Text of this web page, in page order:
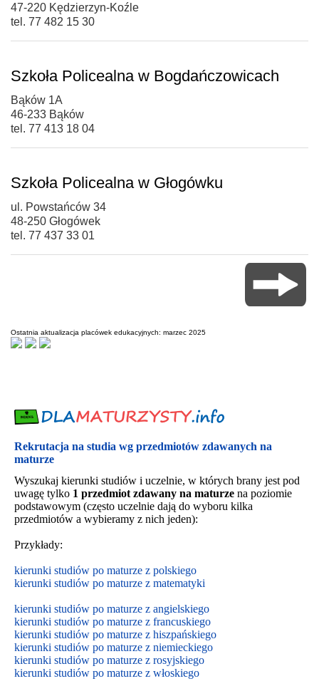
47-220 Kędzierzyn-Koźle
tel. 77 482 15 30
Szkoła Policealna w Bogdańczowicach
Bąków 1A
46-233 Bąków
tel. 77 413 18 04
Szkoła Policealna w Głogówku
ul. Powstańców 34
48-250 Głogówek
tel. 77 437 33 01
Ostatnia aktualizacja placówek edukacyjnych: marzec 2025
Rekrutacja na studia wg przedmiotów zdawanych na
maturze
Wyszukaj kierunki studiów i uczelnie, w których brany jest pod
uwagę tylko 1 przedmiot zdawany na maturze na poziomie
podstawowym (często uczelnie dają do wyboru kilka
przedmiotów a wybieramy z nich jeden):
Przykłady:
kierunki studiów po maturze z polskiego
kierunki studiów po maturze z matematyki
kierunki studiów po maturze z angielskiego
kierunki studiów po maturze z francuskiego
kierunki studiów po maturze z hiszpańskiego
kierunki studiów po maturze z niemieckiego
kierunki studiów po maturze z rosyjskiego
kierunki studiów po maturze z włoskiego